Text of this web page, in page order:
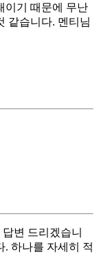
이기 때문에 무난
같습니다. 멘티님
변 드리겠습니
. 하나를 자세히 적